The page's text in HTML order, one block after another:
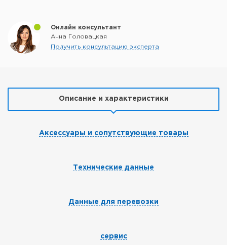
Онлайн консультант
Анна Головацкая
Получить консультацию эксперта
Описание и характеристики
Аксессуары и сопутствующие товары
Технические данные
Данные для перевозки
сервис